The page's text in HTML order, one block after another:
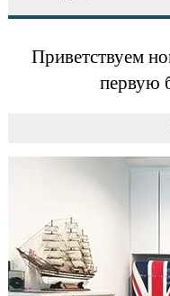
Приветствуем
первую